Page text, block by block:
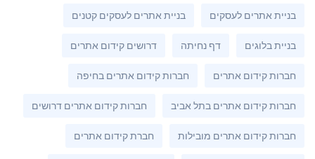
בניית אתרים לעסקים בניית אתרים לעסקים קטנים
בניית בלוגים דף נחיתה דרושים קידום אתרים
חברות קידום אתרים חברות קידום אתרים בחיפה
חברות קידום אתרים בתל אביב חברות קידום אתרים דרושים
חברות קידום אתרים מובילות חברת קידום אתרים